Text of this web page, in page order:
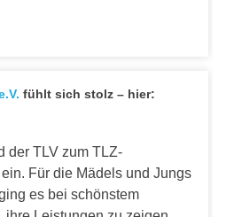
fühlt sich stolz – hier:
der TLV zum TLZ-
Für die Mädels und Jungs
es bei schönstem